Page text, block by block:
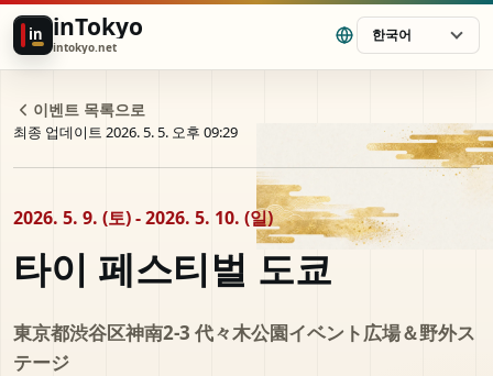
in inTokyo
intokyo.net
한국어
이벤트 목록으로
최종 업데이트 2026. 5. 5. 오후 09:29
2026. 5. 9. (토) - 2026. 5. 10. (일)
타이 페스티벌 도쿄
東京都渋谷区神南2-3 代々⽊公園イベント広場＆野外ス
テージ